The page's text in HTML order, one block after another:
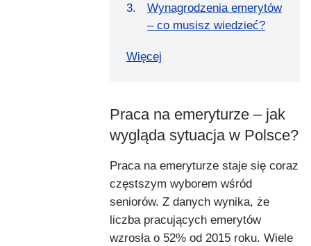
Wynagrodzenia emerytów
– co musisz wiedzieć?
Więcej
Praca na emeryturze – jak
wygląda sytuacja w Polsce?
Praca na emeryturze staje się coraz
częstszym wyborem wśród
seniorów. Z danych wynika, że
liczba pracujących emerytów
wzrosła o 52% od 2015 roku. Wiele